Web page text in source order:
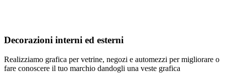
Decorazioni interni ed esterni
Realizziamo grafica per vetrine, negozi e automezzi per migliorare o
fare conoscere il tuo marchio dandogli una veste grafica